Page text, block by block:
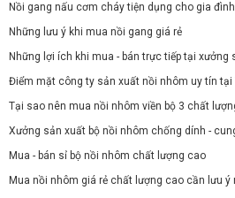
Nồi gang nấu cơm cháy tiện dụng cho gia đình
Những lưu ý khi mua nồi gang giá rẻ
Những lợi ích khi mua - bán trực tiếp tại xưởng
Điểm mặt công ty sản xuất nồi nhôm uy tín tại
Tại sao nên mua nồi nhôm viền bộ 3 chất
Xưởng sản xuất bộ nồi nhôm chống dính -
Mua - bán sỉ bộ nồi nhôm chất lượng cao
Mua nồi nhôm giá rẻ chất lượng cao cần lưu ý